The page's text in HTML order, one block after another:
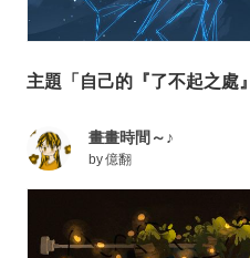
主題「自己的『了不起之處
畫畫時間～♪
by億翻